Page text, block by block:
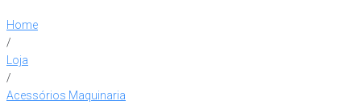
Home
/
Loja
/
Acessórios Maquinaria